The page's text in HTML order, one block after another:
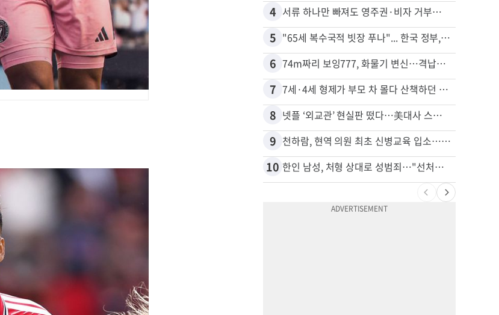
4 서류 하나만 빠져도 영주권·비자 거부…심사관 재량권 대폭 확대
5 "65세 복수국적 빗장 푸나"... 한국 정부, 연령 완화 전면 추진
6 74m짜리 보잉777, 화물기 변신…격납고서 ‘보물’ 찾는 인천공항
7 7세·4세 형제가 부모 차 몰다 산책하던 여성 들이받아
8 넷플 ‘외교관’ 현실판 떴다…美대사 스틸 지키는 ‘신 스틸러’
9 천하람, 현역 의원 최초 신병교육 입소…논산서 2박3일 생활
10 한인 남성, 처형 상대로 성범죄…"선처해줬더니 배신자 취급"